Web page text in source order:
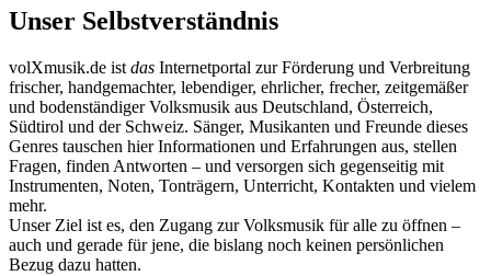
Unser Selbstverständnis
volXmusik.de ist das Internetportal zur Förderung und Verbreitung
frischer, handgemachter, lebendiger, ehrlicher, frecher, zeitgemäßer
und bodenständiger Volksmusik aus Deutschland, Österreich,
Südtirol und der Schweiz. Sänger, Musikanten und Freunde dieses
Genres tauschen hier Informationen und Erfahrungen aus, stellen
Fragen, finden Antworten – und versorgen sich gegenseitig mit
Instrumenten, Noten, Tonträgern, Unterricht, Kontakten und vielem
mehr.
Unser Ziel ist es, den Zugang zur Volksmusik für alle zu öffnen –
auch und gerade für jene, die bislang noch keinen persönlichen
Bezug dazu hatten.